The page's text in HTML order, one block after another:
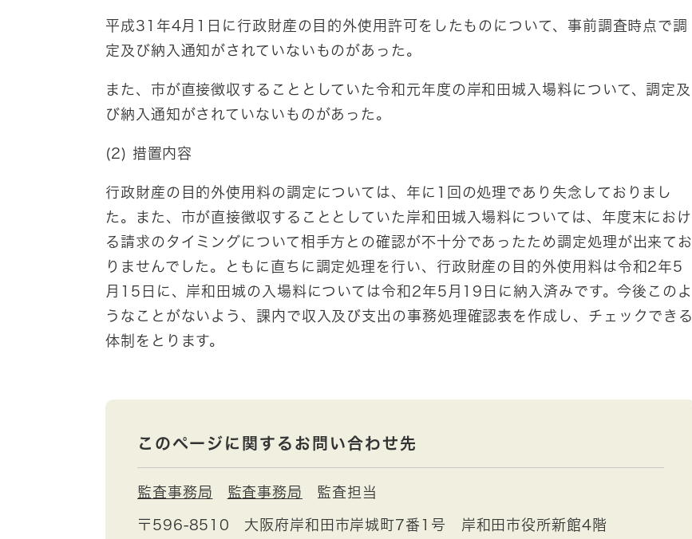
平成31年4月1日に行政財産の目的外使用許可をしたものについて、事前調査時点で調
定及び納入通知がされていないものがあった。
また、市が直接徴収することとしていた令和元年度の岸和田城入場料について、調定及
び納入通知がされていないものがあった。
(2) 措置内容
行政財産の目的外使用料の調定については、年に1回の処理であり失念しておりまし
た。また、市が直接徴収することとしていた岸和田城入場料については、年度末におけ
る請求のタイミングについて相手方との確認が不十分であったため調定処理が出来てお
りませんでした。ともに直ちに調定処理を行い、行政財産の目的外使用料は令和2年5
月15日に、岸和田城の入場料については令和2年5月19日に納入済みです。今後このよ
うなことがないよう、課内で収入及び支出の事務処理確認表を作成し、チェックできる
体制をとります。
このページに関するお問い合わせ先
監査事務局 監査事務局 監査担当
〒596-8510
大阪府岸和田市岸城町7番1号 岸和田市役所新館4階